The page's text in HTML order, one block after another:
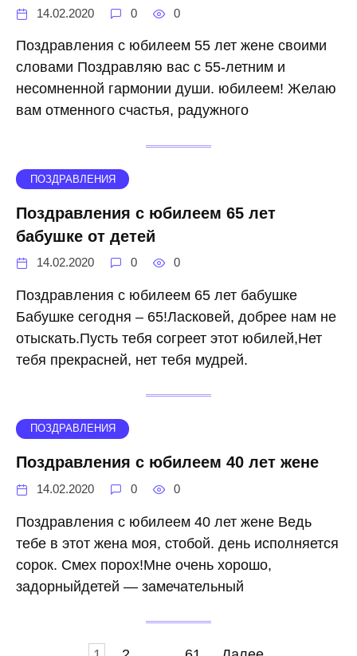
14.02.2020 0 0
Поздравления с юбилеем 55 лет жене своими
словами Поздравляю вас с 55-летним и
несомненной гармонии души. юбилеем! Желаю
вам отменного счастья, радужного
ПОЗДРАВЛЕНИЯ
Поздравления с юбилеем 65 лет
бабушке от детей
14.02.2020 0 0
Поздравления с юбилеем 65 лет бабушке
Бабушке сегодня – 65!Ласковей, добрее нам не
отыскать.Пусть тебя согреет этот юбилей,Нет
тебя прекрасней, нет тебя мудрей.
ПОЗДРАВЛЕНИЯ
Поздравления с юбилеем 40 лет жене
14.02.2020 0 0
Поздравления с юбилеем 40 лет жене Ведь
тебе в этот жена моя, стобой. день исполняется
сорок. Смех порох!Мне очень хорошо,
задорныйдетей — замечательный